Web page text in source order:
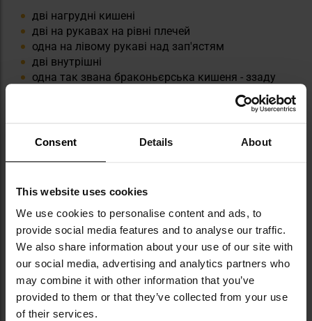
Consent Details About
This website uses cookies
We use cookies to personalise content and ads, to
provide social media features and to analyse our traffic.
We also share information about your use of our site with
our social media, advertising and analytics partners who
may combine it with other information that you’ve
provided to them or that they’ve collected from your use
of their services.
дві нагрудні кишені
дві на рукавах на рівні плечей
одна на лівому рукаві над зап'ястям
дві внутрішні
одна так звана браконьєрська кишеня - ззаду
Всі кишені закриваються за допомогою
блискавок. У правій нагрудній кишені є отвір для
відділення. На лівому плечі розміщена
липучкою (velcro), що дозволяє прикріпити будь-
яку нашивку.